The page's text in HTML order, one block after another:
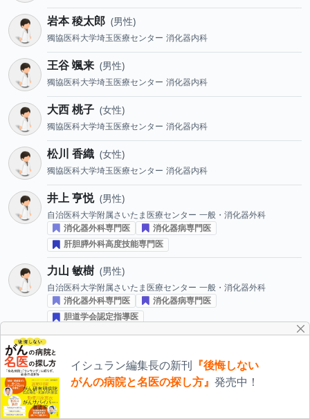
岩本 稜太郎 男性
獨協医科大学埼玉医療センター 消化器内科
王谷 颯来 男性
獨協医科大学埼玉医療センター 消化器内科
大西 桃子 女性
獨協医科大学埼玉医療センター 消化器内科
松川 香織 女性
獨協医科大学埼玉医療センター 消化器内科
井上 亨悦 男性
自治医科大学附属さいたま医療センター 一般・消化器外科
消化器外科専門医
消化器病専門医
肝胆膵外科高度技能専門医
力山 敏樹 男性
自治医科大学附属さいたま医療センター 一般・消化器外科
消化器外科専門医
消化器病専門医
胆道学会認定指導医
自治医科大学附属さいたま医療センター
一般・消化器外科
消化器外科専門医
胆道学会認定指導医
膵臓学会認定指導医
渡部 文昭 男性
イシュラン編集長の新刊
『後悔しない
がんの病院と名医の探し方』 発売中！